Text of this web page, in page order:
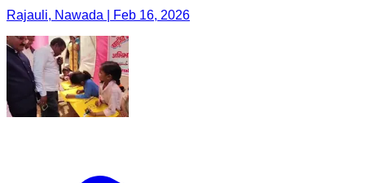
Rajauli, Nawada | Feb 16, 2026